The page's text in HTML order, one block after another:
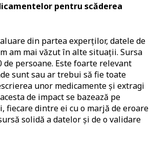
pentru scăderea
din partea experților, datele de
am mai văzut în alte situații. Sursa
persoane. Este foarte relevant
sunt sau ar trebui să fie toate
unor medicamente și extragi
de impact se bazează pe
fiecare dintre ei cu o marjă de eroare
solidă a datelor și de o validare